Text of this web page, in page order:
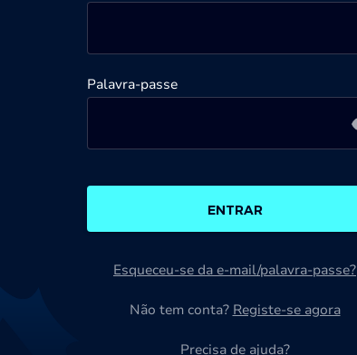
Palavra-passe
ENTRAR
Esqueceu-se da e-mail/palavra-passe?
Não tem conta? Registe-se agora
Precisa de ajuda?